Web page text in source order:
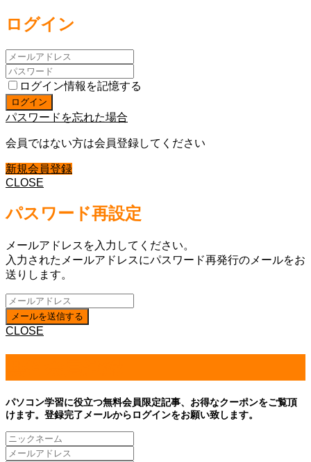
ログイン
ログイン情報を記憶する
パスワードを忘れた場合
会員ではない方は会員登録してください
新規会員登録
CLOSE
パスワード再設定
メールアドレスを入力してください。
入力されたメールアドレスにパスワード再発行のメールをお
送りします。
CLOSE
パソコン学習に役立つ無料会員限定記事、お得なクーポンをご覧頂
けます。登録完了メールからログインをお願い致します。